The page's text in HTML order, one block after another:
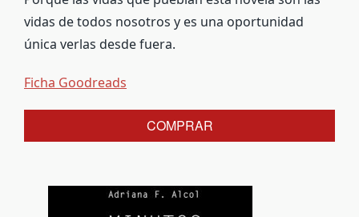
vidas de todos nosotros y es una oportunidad
única verlas desde fuera.
Ficha Goodreads
COMPRAR